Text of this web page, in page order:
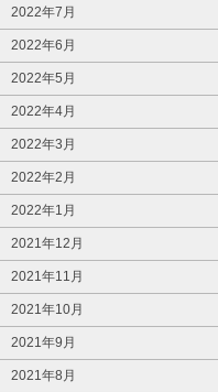
2022年7月
2022年6月
2022年5月
2022年4月
2022年3月
2022年2月
2022年1月
2021年12月
2021年11月
2021年10月
2021年9月
2021年8月